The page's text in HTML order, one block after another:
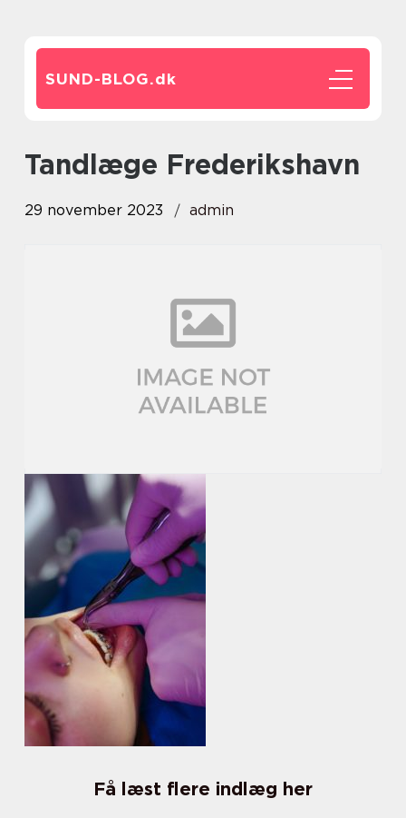
SUND-BLOG.dk
Tandlæge Frederikshavn
29 november 2023 admin
Få læst flere indlæg her